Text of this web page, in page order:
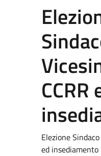
CCRR
Elezione
ed insediamento